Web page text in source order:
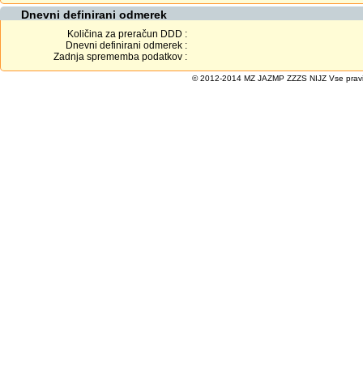
Dnevni definirani odmerek
Količina za preračun DDD :
Dnevni definirani odmerek :
Zadnja sprememba podatkov :
© 2012-2014 MZ JAZMP ZZZS NIJZ Vse